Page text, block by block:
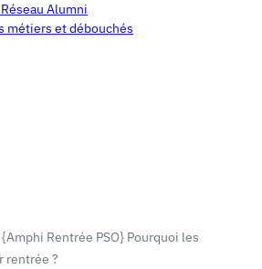
Alumni
métiers et débouchés
{Amphi Rentrée PSO} Pourquoi les
rentrée ?